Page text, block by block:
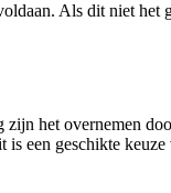
Als dit niet
het overnemen
een geschikte